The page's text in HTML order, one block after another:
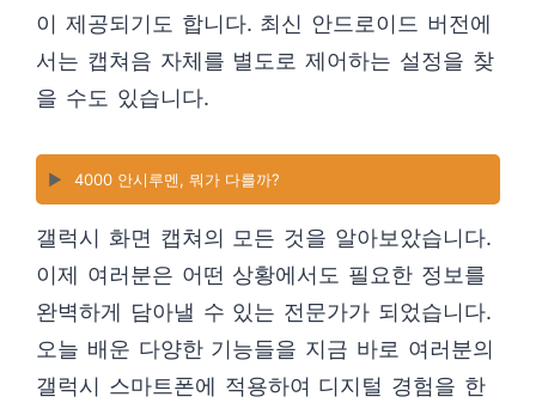
이 제공되기도 합니다. 최신 안드로이드 버전에
서는 캡쳐음 자체를 별도로 제어하는 설정을 찾
을 수도 있습니다.
▶️ 4000 안시루멘, 뭐가 다를까?
갤럭시 화면 캡쳐의 모든 것을 알아보았습니다.
이제 여러분은 어떤 상황에서도 필요한 정보를
완벽하게 담아낼 수 있는 전문가가 되었습니다.
오늘 배운 다양한 기능들을 지금 바로 여러분의
갤럭시 스마트폰에 적용하여 디지털 경험을 한